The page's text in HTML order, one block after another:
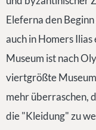
Eleferna den
auch in Homers
Museum ist nach
viertgrößte
mehr überraschen,
die "Kleidung" zu